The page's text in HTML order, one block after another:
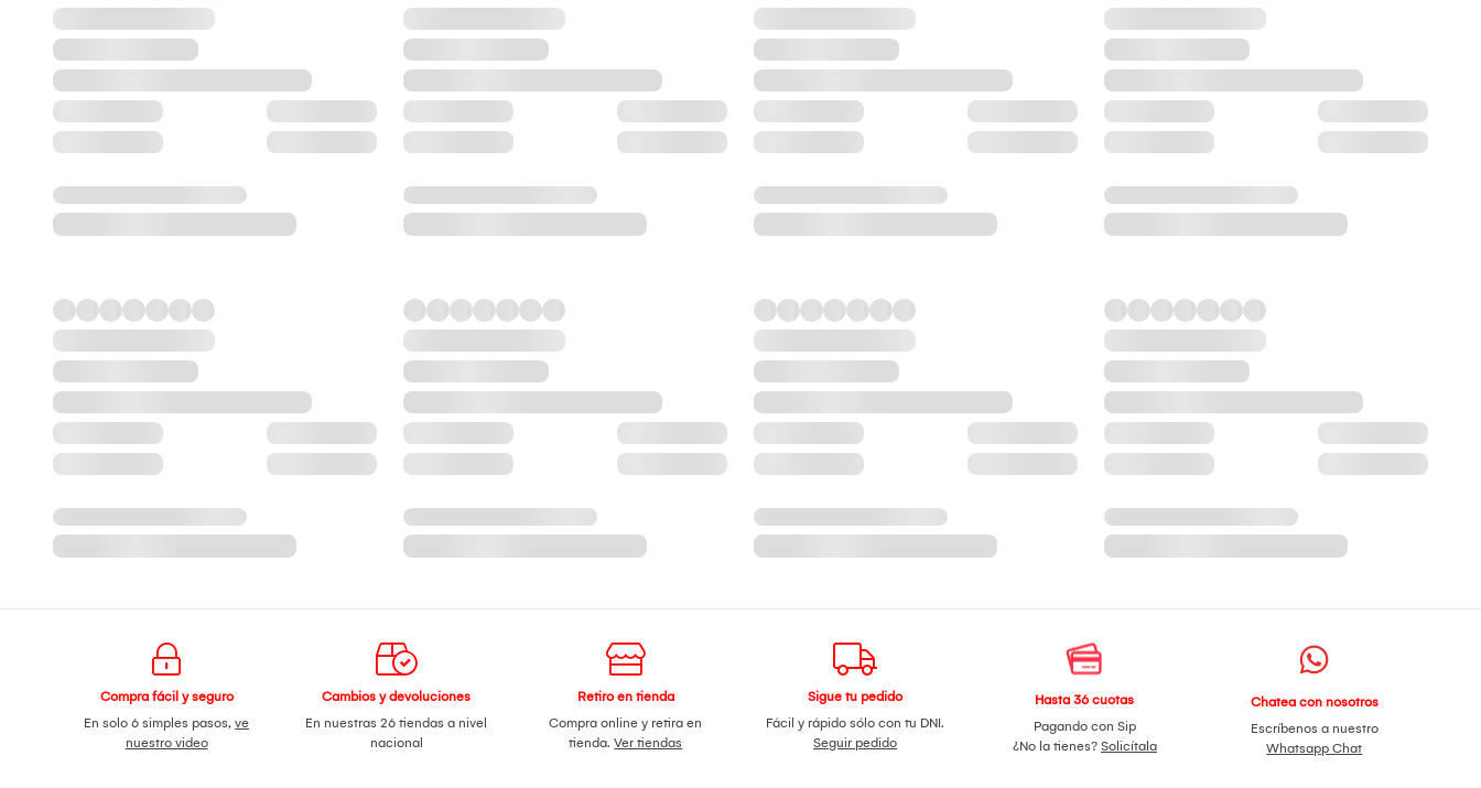
Compra fácil y seguro
En solo 6 simples pasos,ve
nuestro video
Cambios y devoluciones
En nuestras 26 tiendas a nivel
nacional
Retiro en tienda
Compra online y retira en
tienda.Ver tiendas
Sigue tu pedido
Fácil y rápido sólo con tu DNI.
Seguir pedido
Hasta 36 cuotas
Pagando con Sip
¿No la tienes? Solicítala
Chatea con nosotros
Escríbenos a nuestro
Whatsapp Chat